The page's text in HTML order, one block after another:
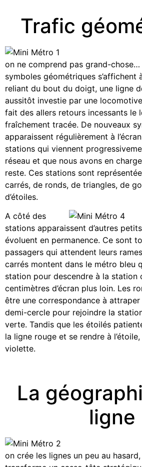
Trafic
on ne comprend pas grand-
symboles géométriques s’affichent
reliant du bout du doigt, une ligne
aussitôt investie par une
fait des allers retours incessants le
fraîchement tracée. De nouveaux
apparaissent régulièrement à
stations qui viennent
réseau et que nous avons en
reste. Ces stations sont
carrés, de ronds, de triangles, de
d’étoiles.
A côté des
stations apparaissent d’autres
évoluent en permanence. Ce sont
passagers qui attendent leurs
carrés montent dans le métro bleu
station pour descendre à la station
centimètres d’écran plus loin. Les
être une correspondance à
demi-cercle pour rejoindre la
verte. Tandis que les étoilés
la ligne rouge et se rendre à
violette.
La
ligne
on crée les lignes un peu au